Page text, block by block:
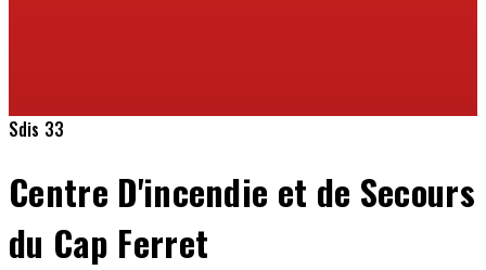
Sdis 33
Centre D'incendie et de Secours
du Cap Ferret